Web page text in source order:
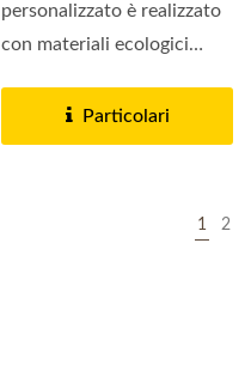
personalizzato è realizzato
con materiali ecologici
Particolari
1 2